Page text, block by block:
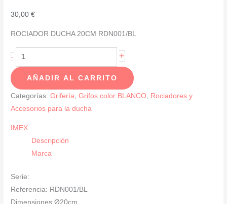
30,00€
ROCIADOR DUCHA 20CM RDN001/BL
-
ROCIADOR
DUCHA
20CM
RDN001/BL
cantidad
+
AÑADIR AL CARRITO
Categorías:Grifería ,Grifos color BLANCO
Rociadores y
Accesorios para la ducha
IMEX
Descripción
Marca
Serie:
Referencia: RDN001/BL
Dimensiones Ø20cm